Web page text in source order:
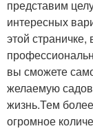
представим
интересных
этой
вы сможете
желаемую
жизнь.Тем
огромное